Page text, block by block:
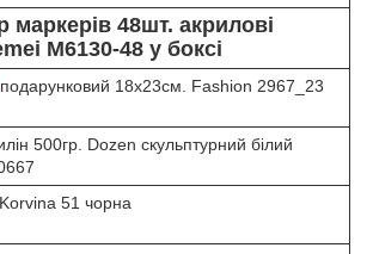
маркерів 48шт. акрилові
M6130-48 у боксі
18х23см. Fashion 2967_23
500гр. Dozen скульптурний білий
51 чорна